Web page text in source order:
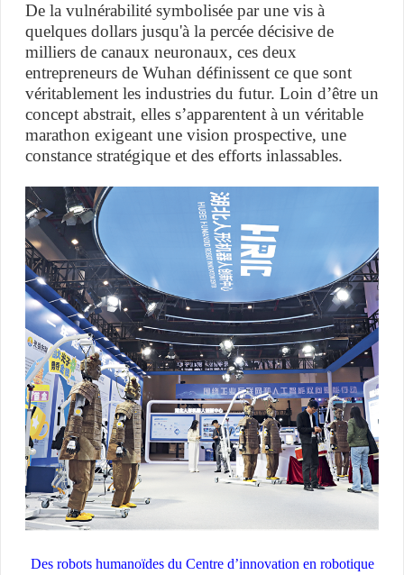
De la vulnérabilité symbolisée par une vis à
quelques dollars jusqu'à la percée décisive de
milliers de canaux neuronaux, ces deux
entrepreneurs de Wuhan définissent ce que sont
véritablement les industries du futur. Loin d’être un
concept abstrait, elles s’apparentent à un véritable
marathon exigeant une vision prospective, une
constance stratégique et des efforts inlassables.
Des robots humanoïdes du Centre d’innovation en robotique